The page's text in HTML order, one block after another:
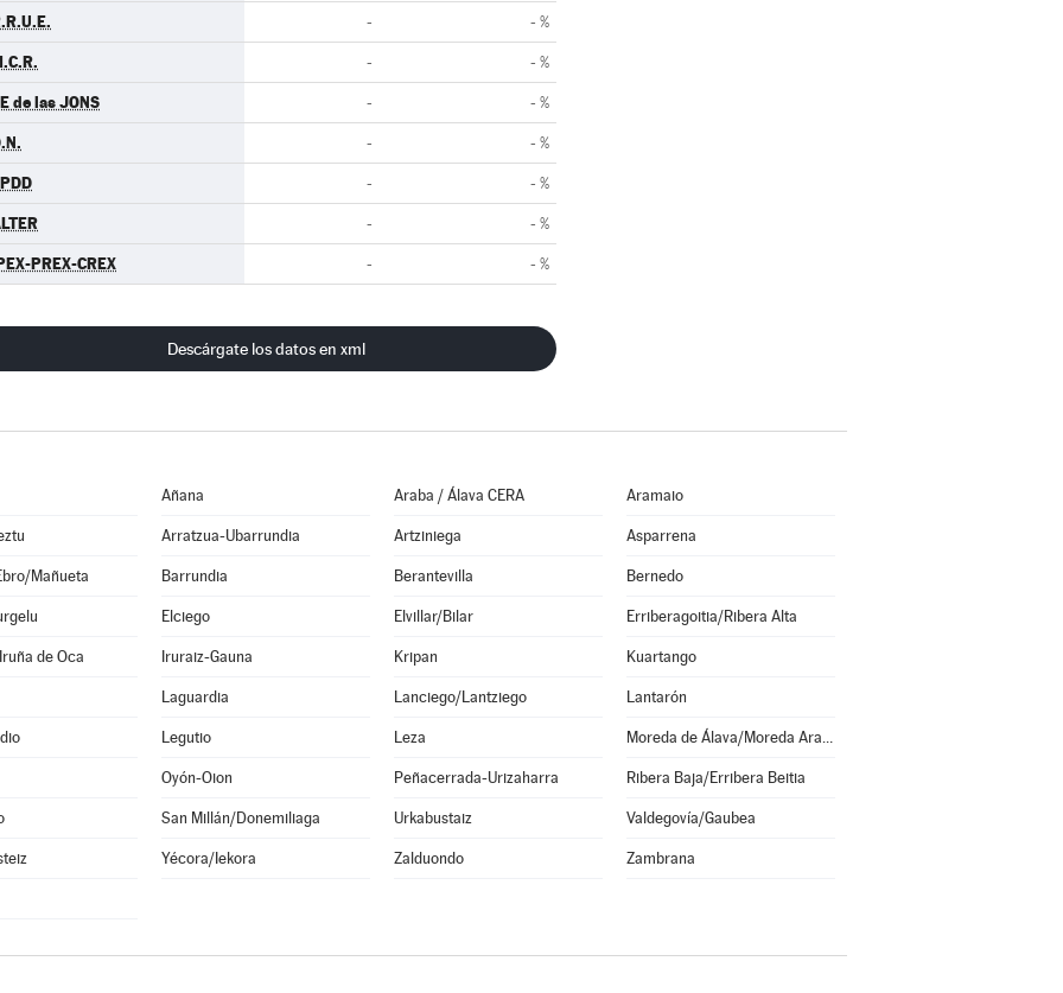
- - %
- - %
de las JONS - - %
- - %
- - %
- - %
PREX-CREX - - %
Descárgate los datos en xml
Añana Araba / Álava CERA Aramaio
Arratzua-Ubarrundia Artziniega Asparrena
Mañueta Barrundia Berantevilla Bernedo
Elciego Elvillar/Bilar Erriberagoitia/Ribera Alta
de Oca Iruraiz-Gauna Kripan Kuartango
Laguardia Lanciego/Lantziego Lantarón
Legutio Leza Moreda de Álava/Moreda Araba
Oyón-Oion Peñacerrada-Urizaharra Ribera Baja/Erribera Beitia
San Millán/Donemiliaga Urkabustaiz Valdegovía/Gaubea
Yécora/Iekora Zalduondo Zambrana